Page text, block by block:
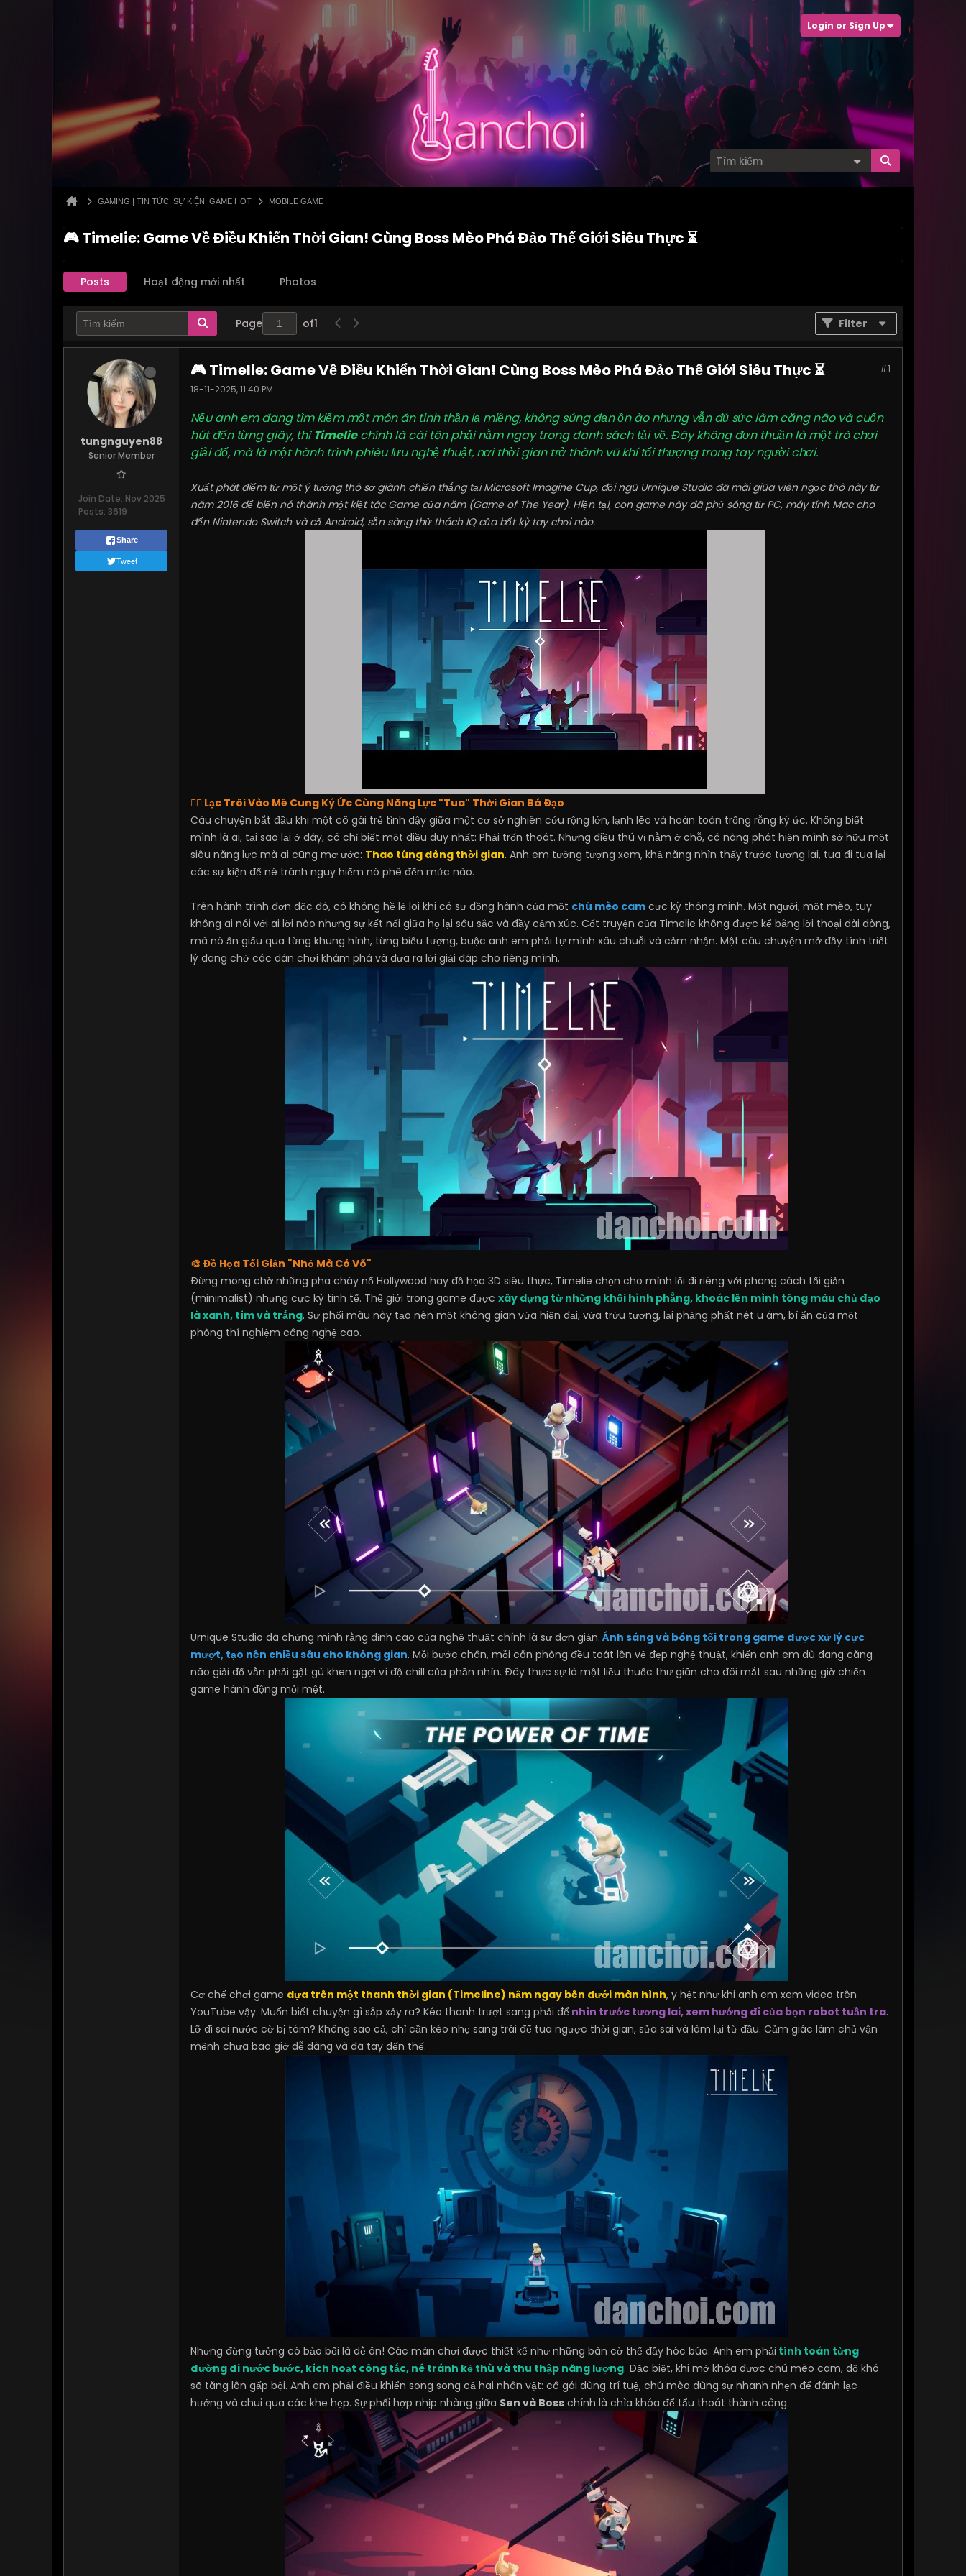
Login or Sign Up
GAMING | TIN TỨC, SỰ KIỆN, GAME HOT MOBILE GAME
🎮 Timelie: Game Về Điều Khiển Thời Gian! Cùng Boss Mèo Phá Đảo Thế Giới Siêu Thực ⏳
Posts Hoạt động mới nhất Photos
Page of1 Filter
tungnguyen88
Senior Member
Join Date: Nov 2025
Posts: 3619
Share
Tweet
#1
🎮 Timelie: Game Về Điều Khiển Thời Gian! Cùng Boss Mèo Phá Đảo Thế Giới Siêu Thực ⏳
18-11-2025, 11:40 PM
Nếu anh em đang tìm kiếm một món ăn tinh thần lạ miệng, không súng đạn ồn ào nhưng vẫn đủ sức làm căng não và cuốn
hút đến từng giây, thìTimeliechính là cái tên phải nằm ngay trong danh sách tải về. Đây không đơn thuần là một trò chơi
giải đố, mà là một hành trình phiêu lưu nghệ thuật, nơi thời gian trở thành vũ khí tối thượng trong tay người chơi.
Xuất phát điểm từ một ý tưởng thô sơ giành chiến thắng tại Microsoft Imagine Cup, đội ngũ Urnique Studio đã mài giũa viên ngọc thô này từ
năm 2016 để biến nó thành một kiệt tác Game của năm (Game of The Year). Hiện tại, con game này đã phủ sóng từ PC, máy tính Mac cho
đến Nintendo Switch và cả Android, sẵn sàng thử thách IQ của bất kỳ tay chơi nào.
🕵️‍♂️ Lạc Trôi Vào Mê Cung Ký Ức Cùng Năng Lực "Tua" Thời Gian Bá Đạo
Câu chuyện bắt đầu khi một cô gái trẻ tỉnh dậy giữa một cơ sở nghiên cứu rộng lớn, lạnh lẽo và hoàn toàn trống rỗng ký ức. Không biết
mình là ai, tại sao lại ở đây, cô chỉ biết một điều duy nhất: Phải trốn thoát. Nhưng điều thú vị nằm ở chỗ, cô nàng phát hiện mình sở hữu một
siêu năng lực mà ai cũng mơ ước: Thao túng dòng thời gian. Anh em tưởng tượng xem, khả năng nhìn thấy trước tương lai, tua đi tua lại
các sự kiện để né tránh nguy hiểm nó phê đến mức nào.
Trên hành trình đơn độc đó, cô không hề lẻ loi khi có sự đồng hành của một chú mèo cam cực kỳ thông minh. Một người, một mèo, tuy
không ai nói với ai lời nào nhưng sự kết nối giữa họ lại sâu sắc và đầy cảm xúc. Cốt truyện của Timelie không được kể bằng lời thoại dài dòng,
mà nó ẩn giấu qua từng khung hình, từng biểu tượng, buộc anh em phải tự mình xâu chuỗi và cảm nhận. Một câu chuyện mở đầy tính triết
lý đang chờ các dân chơi khám phá và đưa ra lời giải đáp cho riêng mình.
🎨 Đồ Họa Tối Giản "Nhỏ Mà Có Võ"
Đừng mong chờ những pha cháy nổ Hollywood hay đồ họa 3D siêu thực, Timelie chọn cho mình lối đi riêng với phong cách tối giản
(minimalist) nhưng cực kỳ tinh tế. Thế giới trong game được xây dựng từ những khối hình phẳng, khoác lên mình tông màu chủ đạo
là xanh, tím và trắng. Sự phối màu này tạo nên một không gian vừa hiện đại, vừa trừu tượng, lại phảng phất nét u ám, bí ẩn của một
phòng thí nghiệm công nghệ cao.
Urnique Studio đã chứng minh rằng đỉnh cao của nghệ thuật chính là sự đơn giản. Ánh sáng và bóng tối trong game được xử lý cực
mượt, tạo nên chiều sâu cho không gian. Mỗi bước chân, mỗi căn phòng đều toát lên vẻ đẹp nghệ thuật, khiến anh em dù đang căng
não giải đố vẫn phải gật gù khen ngợi vì độ chill của phần nhìn. Đây thực sự là một liều thuốc thư giãn cho đôi mắt sau những giờ chiến
game hành động mỏi mệt.
Cơ chế chơi game dựa trên một thanh thời gian (Timeline) nằm ngay bên dưới màn hình, y hệt như khi anh em xem video trên
YouTube vậy. Muốn biết chuyện gì sắp xảy ra? Kéo thanh trượt sang phải để nhìn trước tương lai, xem hướng đi của bọn robot tuần tra.
Lỡ đi sai nước cờ bị tóm? Không sao cả, chỉ cần kéo nhẹ sang trái để tua ngược thời gian, sửa sai và làm lại từ đầu. Cảm giác làm chủ vận
mệnh chưa bao giờ dễ dàng và đã tay đến thế.
Nhưng đừng tưởng có bảo bối là dễ ăn! Các màn chơi được thiết kế như những bàn cờ thế đầy hóc búa. Anh em phải tính toán từng
đường đi nước bước, kích hoạt công tắc, né tránh kẻ thù và thu thập năng lượng. Đặc biệt, khi mở khóa được chú mèo cam, độ khó
sẽ tăng lên gấp bội. Anh em phải điều khiển song song cả hai nhân vật: cô gái dùng trí tuệ, chú mèo dùng sự nhanh nhẹn để đánh lạc
hướng và chui qua các khe hẹp. Sự phối hợp nhịp nhàng giữa Sen và Boss chính là chìa khóa để tẩu thoát thành công.